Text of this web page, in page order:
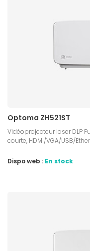
Optoma ZH521ST
Vidéoprojecteur laser DLP
courte, HDMI/VGA/USB/
Dispo web : En stock